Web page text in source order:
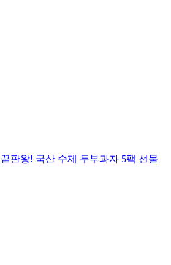
판왕! 국산 수제 두부과자 5팩 선물